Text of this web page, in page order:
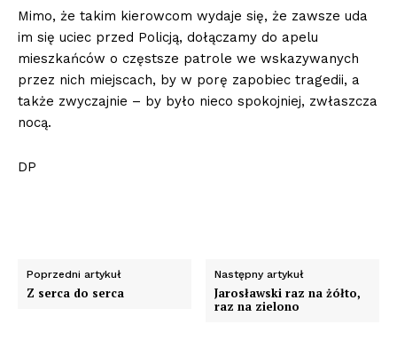
Mimo, że takim kierowcom wydaje się, że zawsze uda
im się uciec przed Policją, dołączamy do apelu
mieszkańców o częstsze patrole we wskazywanych
przez nich miejscach, by w porę zapobiec tragedii, a
także zwyczajnie – by było nieco spokojniej, zwłaszcza
nocą.
DP
Poprzedni artykuł
Z serca do serca
Następny artykuł
Jarosławski raz na żółto,
raz na zielono